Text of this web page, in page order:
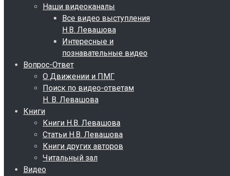
Наши видеоканалы
Все видео выступления
Н.В. Левашова
Интересные и
познавательные видео
Вопрос-Ответ
О Движении и ПМГ
Поиск по видео-ответам
Н. В. Левашова
Книги
Книги Н.В. Левашова
Статьи Н.В. Левашова
Книги других авторов
Читальный зал
Видео